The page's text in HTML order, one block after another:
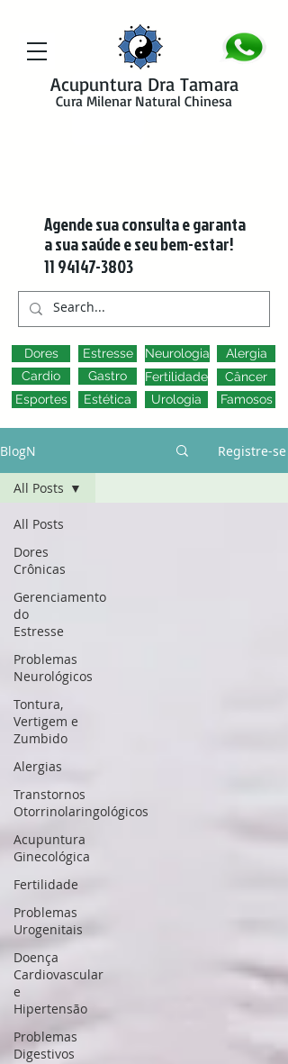
Acupuntura Dra Tamara
Cura Milenar Natural Chinesa
Agende sua consulta e garanta
a sua saúde e seu bem-estar!
11 94147-3803
Dores
Cardio
Esportes
Estresse
Gastro
Estética
Neurologia
Fertilidade
Urologia
Alergia
Câncer
Famosos
BlogN Registre-se
All Posts
Dores
Crônicas
Gerenciamento
do
Estresse
Problemas
Neurológicos
Tontura,
Vertigem e
Zumbido
Alergias
Transtornos
Otorrinolaringológicos
Acupuntura
Ginecológica
Fertilidade
Problemas
Urogenitais
Doença
Cardiovascular
e
Hipertensão
Problemas
Digestivos
All Posts